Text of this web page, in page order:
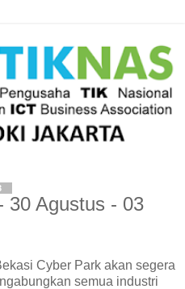
30 Agustus - 03
Cyber Park akan segera
semua industri